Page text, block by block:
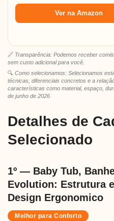
Ver na Amazon
🔗 Transparência: Podemos receber
sem custo adicional para você.
🔍 Como selecionamos: Selecionamos
técnicas, diferenciais concretos e a
características como material, espaço,
de junho de 2026
Detalhes de
Selecionado
1º — Baby Tub,
Evolution: Estrutura
Design Ergonomico
Melhor para Conforto